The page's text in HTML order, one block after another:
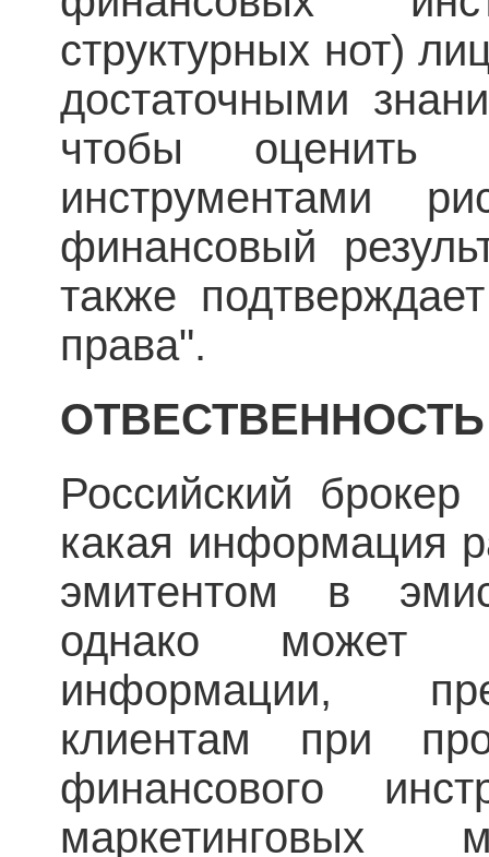
структурных нот)
достаточными
чтобы оценить
инструментами
финансовый
также
права".
Российский
какая информация
эмитентом в
однако может
информации,
клиентам при
финансового
маркетинговых